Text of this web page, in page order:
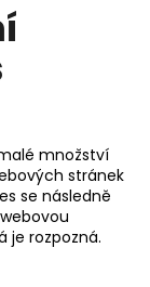
množství
stránek
se následně
je rozpozná.